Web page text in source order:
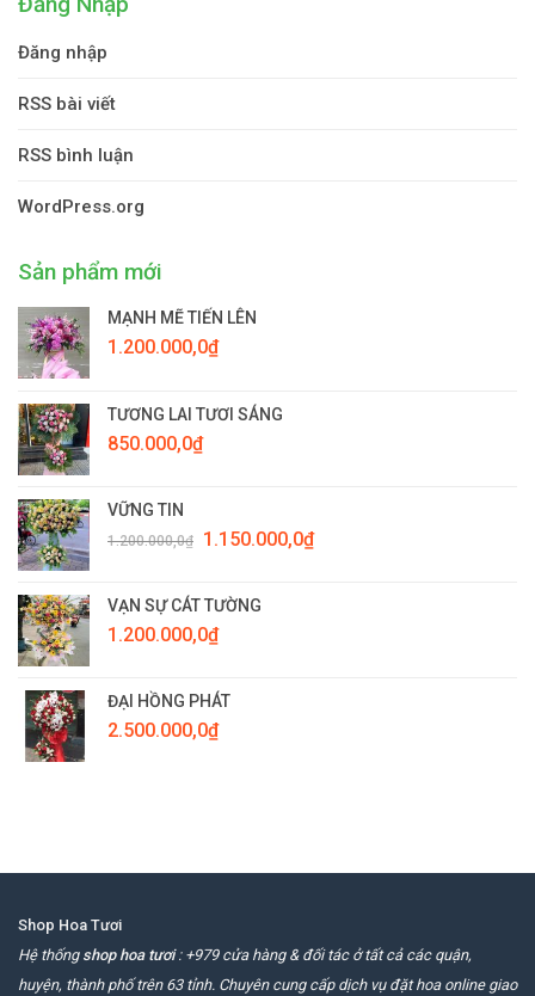
Đăng nhập
RSS bài viết
RSS bình luận
WordPress.org
Sản phẩm mới
MẠNH MẼ TIẾN LÊN
1.200.000,0₫
TƯƠNG LAI TƯƠI SÁNG
850.000,0₫
VỮNG TIN
1.200.000,0₫
Giá
1.200.000,0₫.
1.150.000,0₫Giá
VẠN SỰ CÁT TƯỜNG
1.200.000,0₫
ĐẠI HỒNG PHÁT
2.500.000,0₫
Shop Hoa Tươi
Hệ thống shop hoa tươi: +979 cửa hàng & đối tác ở tất cả các quận,
huyện, thành phố trên 63 tỉnh. Chuyên cung cấp dịch vụ đặt hoa online giao